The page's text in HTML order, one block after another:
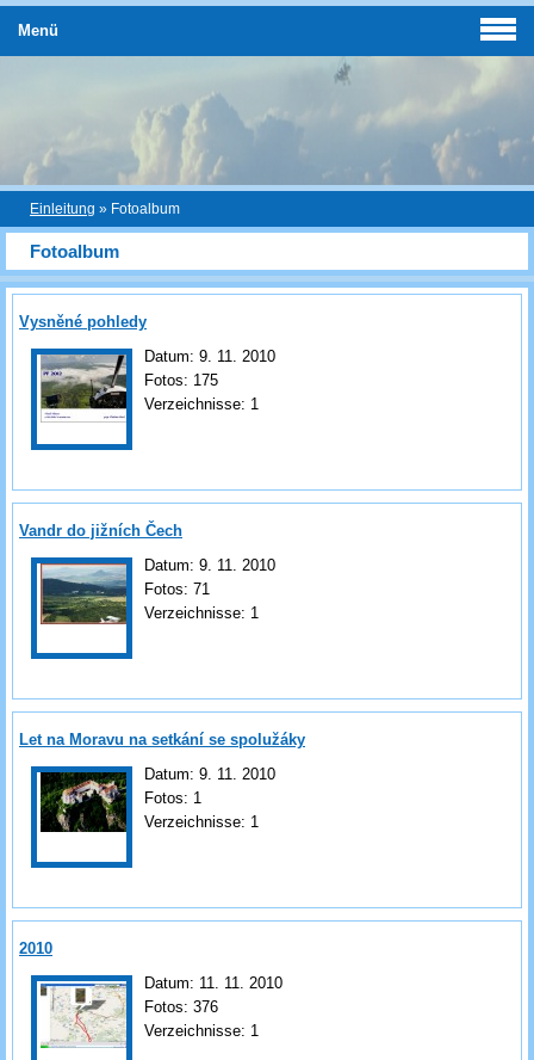
Einleitung » Fotoalbum
Fotoalbum
Vysněné pohledy
Datum: 9. 11. 2010
Fotos: 175
Verzeichnisse: 1
Vandr do jižních Čech
Datum: 9. 11. 2010
Fotos: 71
Verzeichnisse: 1
Let na Moravu na setkání se spolužáky
Datum: 9. 11. 2010
Fotos: 1
Verzeichnisse: 1
2010
Datum: 11. 11. 2010
Fotos: 376
Verzeichnisse: 1
Menü